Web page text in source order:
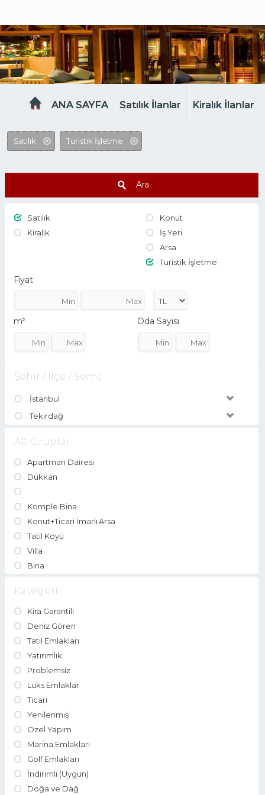
ANA SAYFA Satılık İlanlar Kiralık İlanlar
Satılık Turistik İşletme
Ara
Satılık
Kiralık
Konut
İş Yeri
Arsa
Turistik İşletme
Fiyat
m² Oda Sayısı
Şehir / İlçe / Semt
İstanbul
Tekirdağ
Alt Gruplar
Apartman Dairesi
Dükkan
Komple Bina
Konut+Ticari İmarlı Arsa
Tatil Köyü
Villa
Bina
Kategori
Kira Garantili
Deniz Gören
Tatil Emlakları
Yatırımlık
Problemsiz
Luks Emlaklar
Ticari
Yenilenmiş
Özel Yapım
Marina Emlakları
Golf Emlakları
İndirimli (Uygun)
Doğa ve Dağ